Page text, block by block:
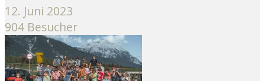
12. Juni 2023
904 Besucher